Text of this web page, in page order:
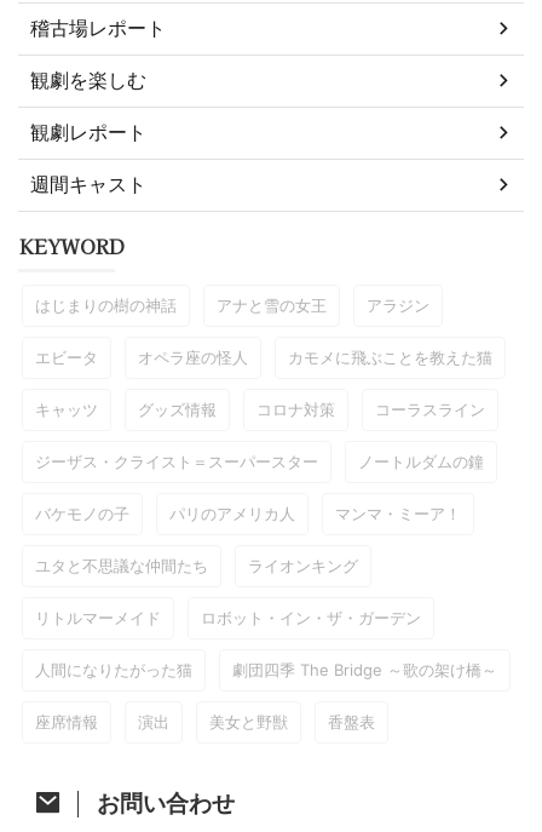
稽古場レポート
観劇を楽しむ
観劇レポート
週間キャスト
KEYWORD
はじまりの樹の神話 アナと雪の女王 アラジン
エビータ オペラ座の怪人 カモメに飛ぶことを教えた猫
キャッツ グッズ情報 コロナ対策 コーラスライン
ジーザス・クライスト＝スーパースター ノートルダムの鐘
バケモノの子 パリのアメリカ人 マンマ・ミーア！
ユタと不思議な仲間たち ライオンキング
リトルマーメイド ロボット・イン・ザ・ガーデン
人間になりたがった猫 劇団四季 The Bridge ～歌の架け橋～
座席情報 演出 美女と野獣 香盤表
お問い合わせ